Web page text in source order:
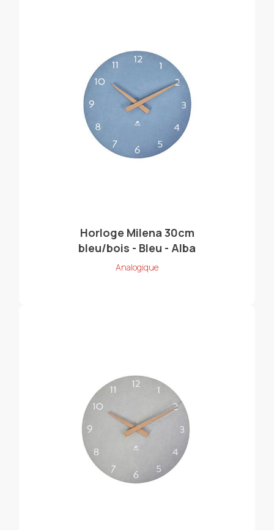
Horloge Milena 30cm
bleu/bois - Bleu - Alba
Analogique